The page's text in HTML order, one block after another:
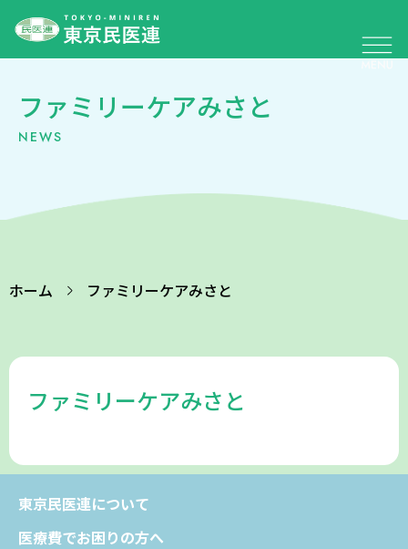
ファミリーケアみさと
NEWS
ホーム ファミリーケアみさと
ファミリーケアみさと
東京民医連について
医療費でお困りの方へ